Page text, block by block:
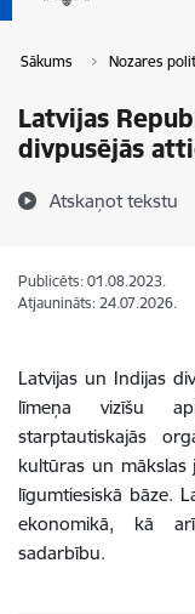
Sākums Nozares
Latvijas
divpusējās
Atskaņot tekstu
Publicēts: 01.08.2023.
Atjaunināts: 24.07.2026.
Latvijas un Indijas
līmeņa vizīšu
starptautiskajās
kultūras un mākslas
līgumtiesiskā bāze.
ekonomikā, kā
sadarbību.